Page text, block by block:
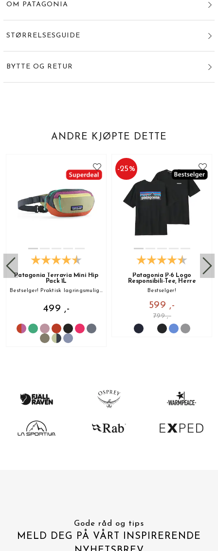
OM PATAGONIA
STØRRELSESGUIDE
BYTTE OG RETUR
ANDRE KJØPTE DETTE
Patagonia Terravia Mini Hip
Pack 1L
Bestselger! Praktisk lagringsmulighet på tur!
499 ,-
-25%
Patagonia P-6 Logo
Responsibili-Tee, Herre
Bestselger!
599 ,-
799 ,-
Gode råd og tips
MELD DEG PÅ VÅRT INSPIRERENDE